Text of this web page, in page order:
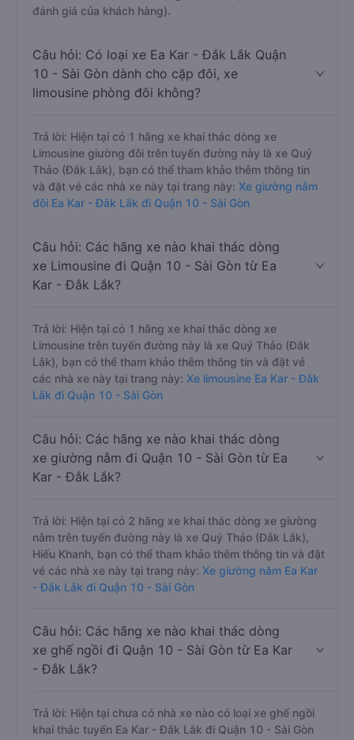
đánh giá của khách hàng).
Câu hỏi: Có loại xe Ea Kar - Đắk Lắk Quận
10 - Sài Gòn dành cho cặp đôi, xe
limousine phòng đôi không?
Trả lời: Hiện tại có 1 hãng xe khai thác dòng xe
Limousine giường đôi trên tuyến đường này là xe Quý
Thảo (Đắk Lắk), bạn có thể tham khảo thêm thông tin
và đặt vé các nhà xe này tại trang này: Xe giường nằm
đôi Ea Kar - Đắk Lắk đi Quận 10 - Sài Gòn
Câu hỏi: Các hãng xe nào khai thác dòng
xe Limousine đi Quận 10 - Sài Gòn từ Ea
Kar - Đắk Lắk?
Trả lời: Hiện tại có 1 hãng xe khai thác dòng xe
Limousine trên tuyến đường này là xe Quý Thảo (Đắk
Lắk), bạn có thể tham khảo thêm thông tin và đặt vé
các nhà xe này tại trang này: Xe limousine Ea Kar - Đắk
Lắk đi Quận 10 - Sài Gòn
Câu hỏi: Các hãng xe nào khai thác dòng
xe giường nằm đi Quận 10 - Sài Gòn từ Ea
Kar - Đắk Lắk?
Trả lời: Hiện tại có 2 hãng xe khai thác dòng xe giường
nằm trên tuyến đường này là xe Quý Thảo (Đắk Lắk),
Hiếu Khanh, bạn có thể tham khảo thêm thông tin và đặt
vé các nhà xe này tại trang này: Xe giường nằm Ea Kar
- Đắk Lắk đi Quận 10 - Sài Gòn
Câu hỏi: Các hãng xe nào khai thác dòng
xe ghế ngồi đi Quận 10 - Sài Gòn từ Ea Kar
- Đắk Lắk?
Trả lời: Hiện tại chưa có nhà xe nào có loại xe ghế ngồi
khai thác tuyến Ea Kar - Đắk Lắk đi Quận 10 - Sài Gòn